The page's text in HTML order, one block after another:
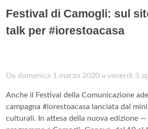
Festival di Camogli: sul
talk per #iorestoacasa
Da domenica 1 marzo 2020 a venerdì 3
Anche il Festival della Comunicazione
campagna #iorestoacasa lanciata dal
culturali. In attesa della nuova edizione —